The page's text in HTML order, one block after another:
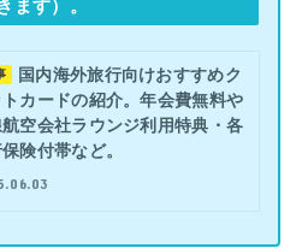
ます）。
国内海外旅行向けおすすめク
トカードの紹介。年会費無料や
航空会社ラウンジ利用特典・各
険付帯など。